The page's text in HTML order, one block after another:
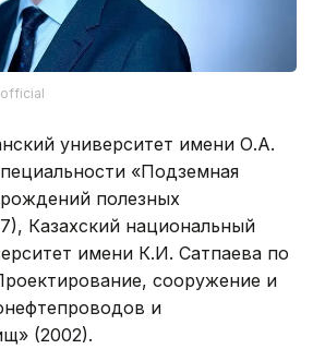
университет имени О.А.
«Подземная
полезных
Казахский национальный
имени К.И. Сатпаева по
сооружение и
и
(2002).